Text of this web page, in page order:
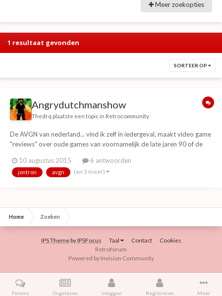
Meer zoekopties
1 resultaat gevonden
SORTEER OP
Angrydutchmanshow
Thedrq plaatste een topic in Retrocommunity
De AVGN van nederland... vind ik zelf in iedergeval, maakt video game
"reviews" over oude games van voornamelijk de late jaren 90 of de
10 augustus 2015
6 antwoorden
jontron avgn (en 3 meer)
Home Zoeken
IPS ThemebyIPSFocus Taal Contact
Cookies
Retroforum
Powered by Invision Community
Forums Ongelezen Inloggen Registreren Meer